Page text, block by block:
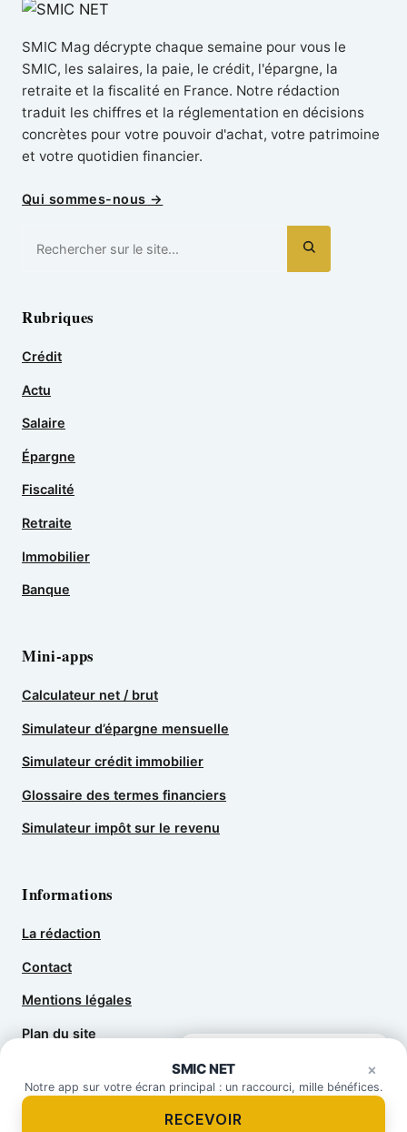
SMIC Mag décrypte chaque semaine pour vous le
SMIC, les salaires, la paie, le crédit, l'épargne, la
retraite et la fiscalité en France. Notre rédaction
traduit les chiffres et la réglementation en décisions
concrètes pour votre pouvoir d'achat, votre patrimoine
et votre quotidien financier.
Qui sommes-nous →
Rubriques
Crédit
Actu
Salaire
Épargne
Fiscalité
Retraite
Immobilier
Banque
Mini-apps
Calculateur net / brut
Simulateur d’épargne mensuelle
Simulateur crédit immobilier
Glossaire des termes financiers
Simulateur impôt sur le revenu
Informations
La rédaction
Contact
Mentions légales
Plan du site
demandez-moi.
×
SMIC NET
Notre app sur votre écran principal : un raccourci, mille bénéfices.
RECEVOIR